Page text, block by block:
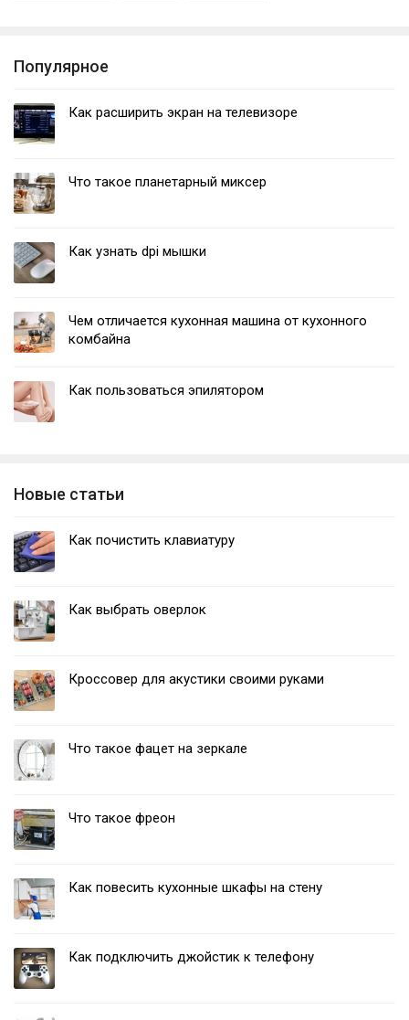
Популярное
Как расширить экран на телевизоре
Что такое планетарный миксер
Как узнать dpi мышки
Чем отличается кухонная машина от кухонного
комбайна
Как пользоваться эпилятором
Новые статьи
Как почистить клавиатуру
Как выбрать оверлок
Кроссовер для акустики своими руками
Что такое фацет на зеркале
Что такое фреон
Как повесить кухонные шкафы на стену
Как подключить джойстик к телефону